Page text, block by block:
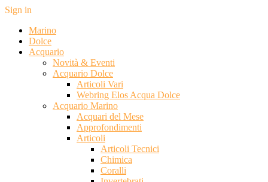
Sign in
Marino
Dolce
Acquario
Novità & Eventi
Acquario Dolce
Articoli Vari
Webring Elos Acqua Dolce
Acquario Marino
Acquari del Mese
Approfondimenti
Articoli
Articoli Tecnici
Chimica
Coralli